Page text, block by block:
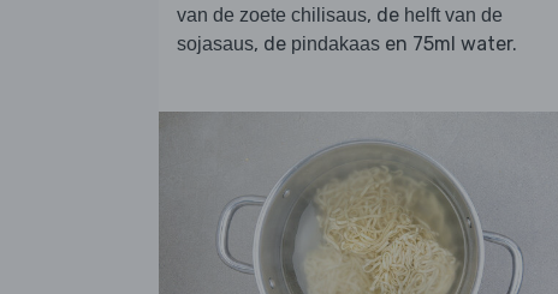
van de zoete chilisaus, de helft van de
sojasaus, de pindakaas en 75ml water.